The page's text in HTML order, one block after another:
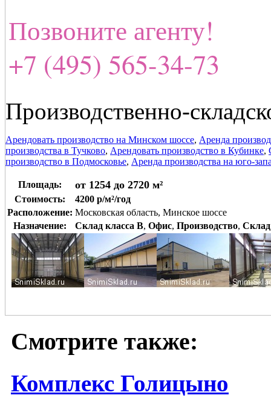
Позвоните агенту!
+7 (495) 565-34-73
Производственно-
Арендовать производство на Минском шоссе, Аренда
производства в Тучково, Арендовать производство в Кубинке,
производство в Подмосковье, Аренда производства на юго-
Площадь: от 1254 до 2720 м²
Стоимость:
4200 р/м²/год
Расположение: Московская область, Минское шоссе
Назначение:
Склад класса B, Офис, Производство, Склад
Смотрите также:
Комплекс Голицыно